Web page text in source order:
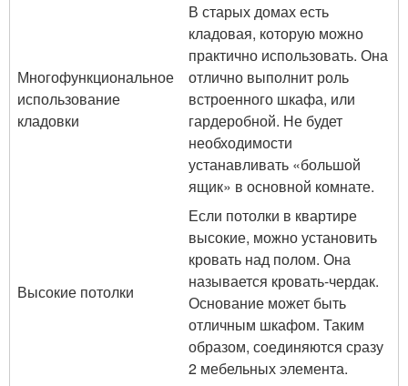
Многофункциональное
использование
кладовки
В старых домах есть
кладовая, которую можно
практично использовать. Она
отлично выполнит роль
встроенного шкафа, или
гардеробной. Не будет
необходимости
устанавливать «большой
ящик» в основной комнате.
Высокие потолки
Если потолки в квартире
высокие, можно установить
кровать над полом. Она
называется кровать-чердак.
Основание может быть
отличным шкафом. Таким
образом, соединяются сразу
2 мебельных элемента.